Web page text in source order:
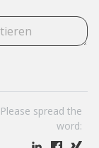
spread the
word: